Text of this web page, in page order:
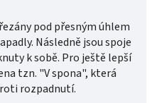
pod přesným úhlem
Následně jsou spoje
k sobě. Pro ještě lepší
tzn. "V spona", která
rozpadnutí.